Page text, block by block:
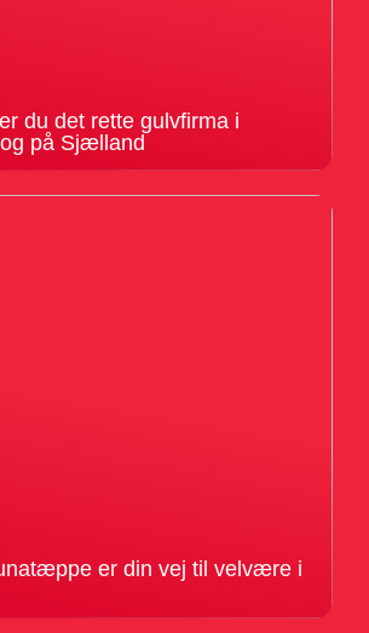
du det rette gulvfirma i
på Sjælland
er din vej til velvære i